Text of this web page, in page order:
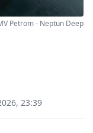
Petrom - Neptun Deep
23:39